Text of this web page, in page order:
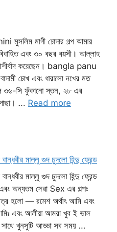
মাগী চোদার গল্প আমার
এবং ৩০ বছর বয়সী। আল্লাহ
আশীর্বাদ করেছেন। bangla panu
চোখ এবং ধারালো নখের মত
৩৬-সি ফুঁকানো স্তন, ২৮ এর
... Read more
মাল্লু গুদ চুদলো হিন্দু ফ্রেন্ড
মাল্লু গুদ চুদলো হিন্দু ফ্রেন্ড
অন্যতম সেরা Sex এর গল্পঃ
হলো — রমেশ অর্থাৎ আমি এবং
এবং আলীয়া আমরা খুব ই ভাল
খুনসুটি আড্ডা সব সময় ...